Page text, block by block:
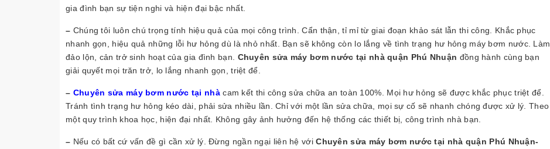
gia đình bạn sự tiện nghi và hiện đại bậc nhất.
– Chúng tôi luôn chú trọng tính hiệu quả của mọi công trình. Cẩn thận, tỉ mỉ từ giai đoạn khảo sát lẫn thi công. Khắc phục
nhanh gọn, hiệu quả những lỗi hư hỏng dù là nhỏ nhất. Bạn sẽ không còn lo lắng về tình trạng hư hỏng máy bơm nước. Làm
đảo lộn, cản trở sinh hoạt của gia đình bạn. Chuyên sửa máy bơm nước tại nhà quận Phú Nhuận đồng hành cùng bạn
giải quyết mọi trăn trở, lo lắng nhanh gọn, triệt để.
– Chuyên sửa máy bơm nước tại nhàcam kết thi công sửa chữa an toàn 100%. Mọi hư hỏng sẽ được khắc phục triệt để.
Tránh tình trạng hư hỏng kéo dài, phải sửa nhiều lần. Chỉ với một lần sửa chữa, mọi sự cố sẽ nhanh chóng được xử lý. Theo
một quy trình khoa học, hiện đại nhất. Không gây ảnh hưởng đến hệ thống các thiết bị, công trình nhà bạn.
– Nếu có bất cứ vấn đề gì cần xử lý. Đừng ngần ngại liên hệ vớiChuyên sửa máy bơm nước tại nhà quận Phú Nhuận-